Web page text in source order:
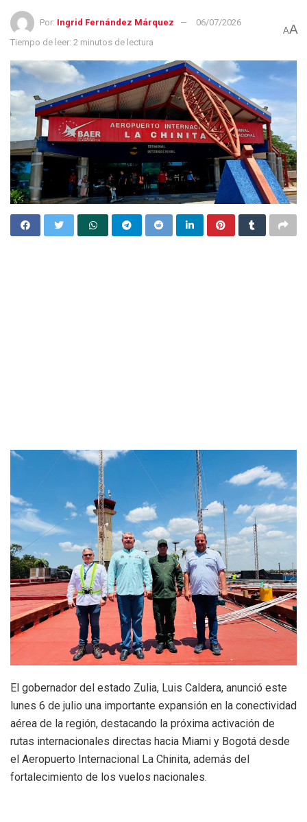
Por: Ingrid Fernández Márquez
06/07/2026
Tiempo de leer: 2 minutos de lectura
AA
El gobernador del estado Zulia, Luis Caldera, anunció este
lunes 6 de julio una importante expansión en la conectividad
aérea de la región, destacando la próxima activación de
rutas internacionales directas hacia Miami y Bogotá desde
el Aeropuerto Internacional La Chinita, además del
fortalecimiento de los vuelos nacionales.